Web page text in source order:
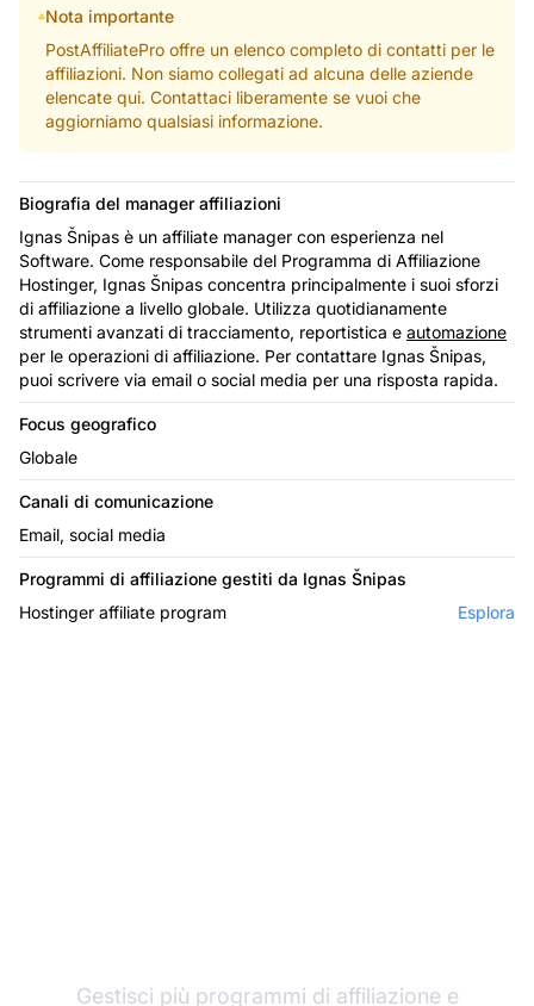
Nota importante
PostAffiliatePro offre un elenco completo di contatti per le
affiliazioni. Non siamo collegati ad alcuna delle aziende
elencate qui. Contattaci liberamente se vuoi che
aggiorniamo qualsiasi informazione.
Biografia del manager affiliazioni
Ignas Šnipas è un affiliate manager con esperienza nel
Software. Come responsabile del Programma di Affiliazione
Hostinger, Ignas Šnipas concentra principalmente i suoi sforzi
di affiliazione a livello globale. Utilizza quotidianamente
strumenti avanzati di tracciamento, reportistica e automazione
per le operazioni di affiliazione. Per contattare Ignas Šnipas,
puoi scrivere via email o social media per una risposta rapida.
Focus geografico
Globale
Canali di comunicazione
Email, social media
Programmi di affiliazione gestiti da Ignas Šnipas
Hostinger affiliate program
Esplora
Gestisci più programmi di affiliazione e